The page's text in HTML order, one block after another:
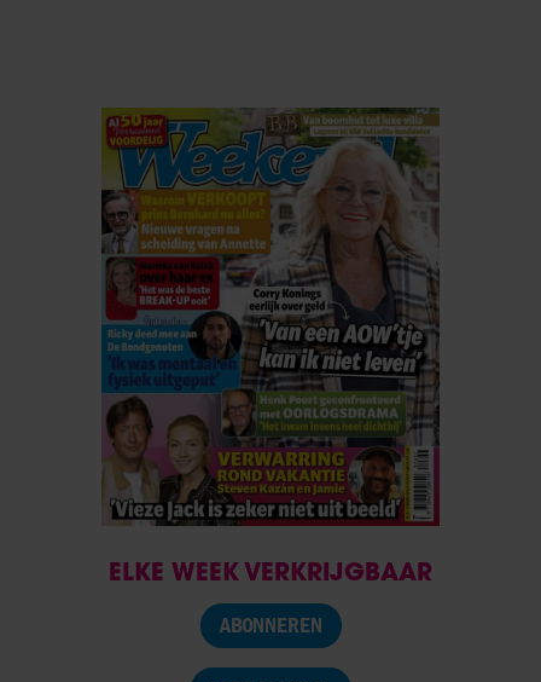
ELKE WEEK VERKRIJGBAAR
ABONNEREN